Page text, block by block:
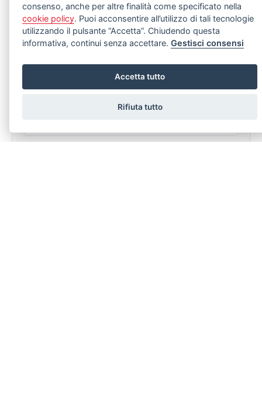
LASCIA UNA RICHIESTA
consenso, anche per altre finalità come specificato nella
cookie policy. Puoi acconsentire all’utilizzo di tali tecnologie
utilizzando il pulsante “Accetta”. Chiudendo questa
informativa, continui senza accettare.Gestisci consensi
Accetta tutto
Rifiuta tutto